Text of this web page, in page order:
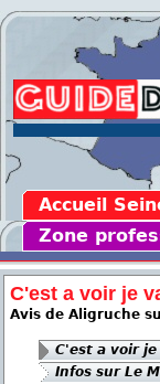
Accueil
Zone
C'est a voir je
Avis de Aligruche
C'est a voir
Infos sur Le